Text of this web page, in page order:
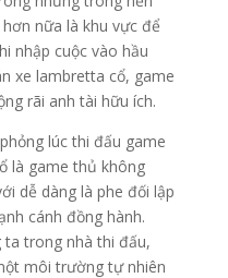
nữa là khu vực để
nhập cuộc vào hầu
xe lambretta cổ, game
rãi anh tài hữu ích.
lúc thi đấu game
là game thủ không
dễ dàng là phe đối lập
cánh đồng hành.
ta trong nhà thi đấu,
môi trường tự nhiên